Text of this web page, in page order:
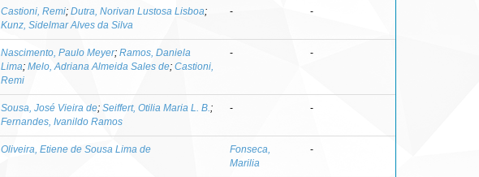
Castioni, Remi; Dutra, Norivan Lustosa Lisboa;
Kunz, Sidelmar Alves da Silva
- -
Nascimento, Paulo Meyer; Ramos, Daniela
Lima; Melo, Adriana Almeida Sales de; Castioni,
Remi
- -
Sousa, José Vieira de; Seiffert, Otilia Maria L. B. ;
Fernandes, Ivanildo Ramos
- -
Oliveira, Etiene de Sousa Lima de
Fonseca,
Marilia
-